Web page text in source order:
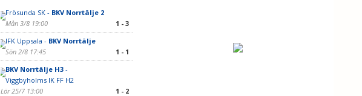
Frösunda SK - BKV Norrtälje 2
Mån 3/8 19:00
1 - 3
IFK Uppsala - BKV Norrtälje
Sön 2/8 17:45
1 - 1
BKV Norrtälje H3-
Viggbyholms IK FF H2
Lör 25/7 13:00
1 - 2